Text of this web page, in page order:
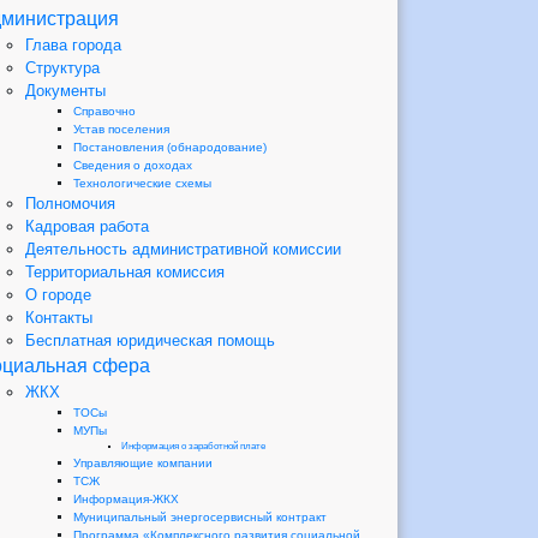
Глава города
Структура
Документы
Справочно
Устав поселения
Постановления (обнародование)
Сведения о доходах
Технологические схемы
Полномочия
Кадровая работа
Деятельность административной комиссии
Территориальная комиссия
О городе
Контакты
Бесплатная юридическая помощь
сфера
ЖКХ
ТОСы
МУПы
Информация о заработной плате
Управляющие компании
ТСЖ
Информация-ЖКХ
Муниципальный энергосервисный контракт
Программа «Комплексного развития социальной